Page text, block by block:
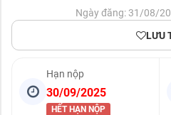
Ngày đăng: 31/08/
LƯU
Hạn nộp
30/09/2025
HẾT HẠN NỘP